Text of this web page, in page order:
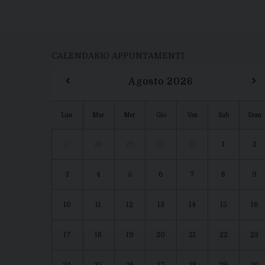
CALENDARIO APPUNTAMENTI
‹ Agosto 2026 ›
Lun Mar Mer Gio Ven Sab Dom
1 2
3 4 5 6 7 8 9
10 11 12 13 14 15 16
17 18 19 20 21 22 23